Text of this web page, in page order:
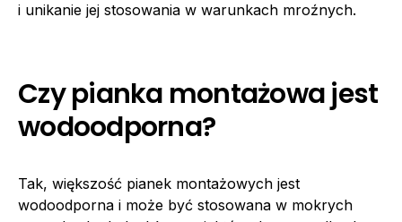
i unikanie jej stosowania w warunkach mroźnych.
Czy pianka montażowa jest
wodoodporna?
Tak, większość pianek montażowych jest
wodoodporna i może być stosowana w mokrych